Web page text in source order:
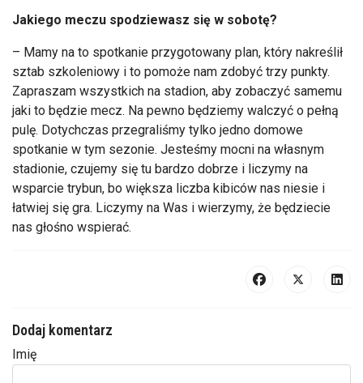
Jakiego meczu spodziewasz się w sobotę?
– Mamy na to spotkanie przygotowany plan, który nakreślił
sztab szkoleniowy i to pomoże nam zdobyć trzy punkty.
Zapraszam wszystkich na stadion, aby zobaczyć samemu
jaki to będzie mecz. Na pewno będziemy walczyć o pełną
pulę. Dotychczas przegraliśmy tylko jedno domowe
spotkanie w tym sezonie. Jesteśmy mocni na własnym
stadionie, czujemy się tu bardzo dobrze i liczymy na
wsparcie trybun, bo większa liczba kibiców nas niesie i
łatwiej się gra. Liczymy na Was i wierzymy, że będziecie
nas głośno wspierać.
Dodaj komentarz
Imię